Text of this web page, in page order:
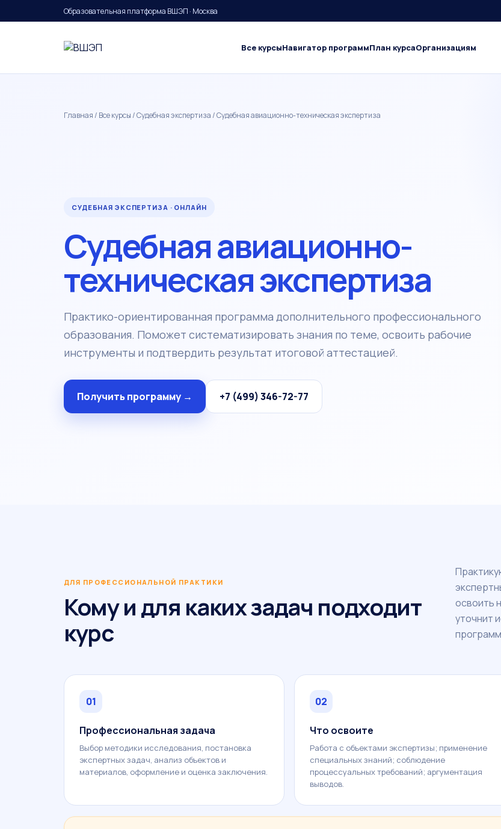
Образовательная платформа ВШЭП · Москва
Все курсыНавигатор программПлан курсаОрганизациям
Главная / Все курсы /Судебная экспертиза / Судебная авиационно-техническая экспертиза
СУДЕБНАЯ ЭКСПЕРТИЗА · ОНЛАЙН
Судебная авиационно-
техническая экспертиза
Практико-ориентированная программа дополнительного профессионального
образования. Поможет систематизировать знания по теме, освоить рабочие
инструменты и подтвердить результат итоговой аттестацией.
Получить программу → +7 (499) 346-72-77
ДЛЯ ПРОФЕССИОНАЛЬНОЙ ПРАКТИКИ
Кому и для каких задач подходит
курс
освоить
уточнит
01
Профессиональная задача
Выбор методики исследования, постановка
экспертных задач, анализ объектов и
материалов, оформление и оценка заключения.
02
Что освоите
Работа с объектами экспертизы; применение
специальных знаний; соблюдение
процессуальных требований; аргументация
выводов.